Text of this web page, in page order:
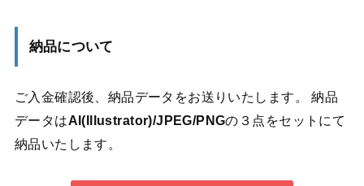
納品について
ご入金確認後、納品データをお送りいたします。 納品
データはAI(Illustrator)/JPEG/PNGの３点をセットにて
納品いたします。